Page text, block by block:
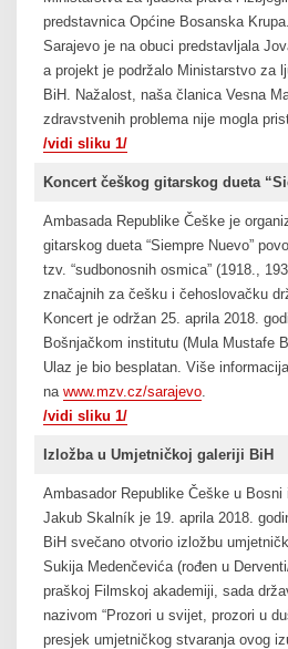
predstavnica Općine Bosanska
Sarajevo je na obuci predstavljala
a projekt je podržalo Ministarstvo za
BiH. Nažalost, naša članica Vesna
zdravstvenih problema nije mogla
/vidi sliku 1/
Koncert češkog gitarskog dueta
Ambasada Republike Češke je
gitarskog dueta “Siempre Nuevo”
tzv. “sudbonosnih osmica” (1918.,
značajnih za češku i čehoslovačku
Koncert je održan 25. aprila 2018.
Bošnjačkom institutu (Mula Mustafe
Ulaz je bio besplatan. Više informacija
na www.mzv.cz/sarajevo.
/vidi sliku 1/
Izložba u Umjetničkoj galeriji BiH
Ambasador Republike Češke u Bosni
Jakub Skalník je 19. aprila 2018.
BiH svečano otvorio izložbu
Sukija Medenčevića (rođen u
praškoj Filmskoj akademiji, sada
nazivom “Prozori u svijet, prozori u
presjek umjetničkog stvaranja ovog